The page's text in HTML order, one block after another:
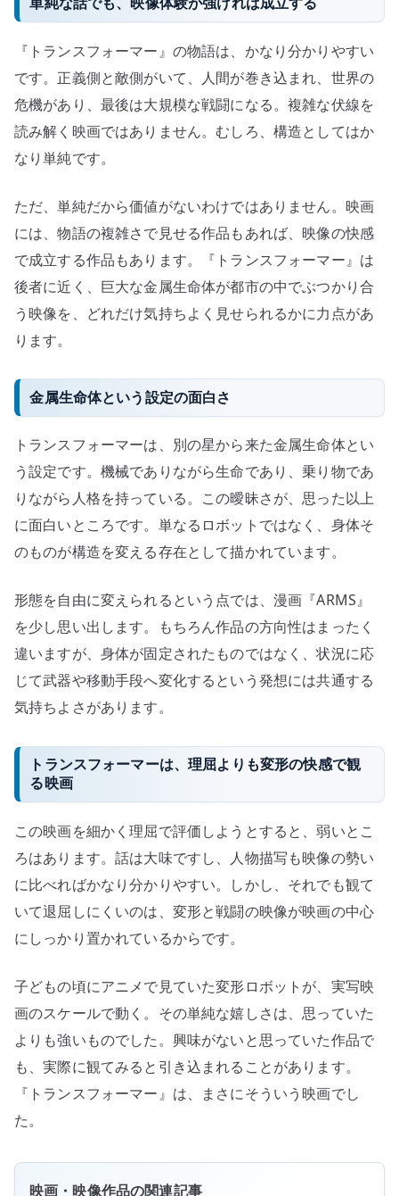
『トランスフォーマー』の物語は、かなり分かりやすい
です。正義側と敵側がいて、人間が巻き込まれ、世界の
危機があり、最後は大規模な戦闘になる。複雑な伏線を
読み解く映画ではありません。むしろ、構造としてはか
なり単純です。
ただ、単純だから価値がないわけではありません。映画
には、物語の複雑さで見せる作品もあれば、映像の快感
で成立する作品もあります。『トランスフォーマー』は
後者に近く、巨大な金属生命体が都市の中でぶつかり合
う映像を、どれだけ気持ちよく見せられるかに力点があ
ります。
金属生命体という設定の面白さ
トランスフォーマーは、別の星から来た金属生命体とい
う設定です。機械でありながら生命であり、乗り物であ
りながら人格を持っている。この曖昧さが、思った以上
に面白いところです。単なるロボットではなく、身体そ
のものが構造を変える存在として描かれています。
形態を自由に変えられるという点では、漫画『ARMS』
を少し思い出します。もちろん作品の方向性はまったく
違いますが、身体が固定されたものではなく、状況に応
じて武器や移動手段へ変化するという発想には共通する
気持ちよさがあります。
トランスフォーマーは、理屈よりも変形の快感で観
る映画
この映画を細かく理屈で評価しようとすると、弱いとこ
ろはあります。話は大味ですし、人物描写も映像の勢い
に比べればかなり分かりやすい。しかし、それでも観て
いて退屈しにくいのは、変形と戦闘の映像が映画の中心
にしっかり置かれているからです。
子どもの頃にアニメで見ていた変形ロボットが、実写映
画のスケールで動く。その単純な嬉しさは、思っていた
よりも強いものでした。興味がないと思っていた作品で
も、実際に観てみると引き込まれることがあります。
『トランスフォーマー』は、まさにそういう映画でし
た。
映画・映像作品の関連記事